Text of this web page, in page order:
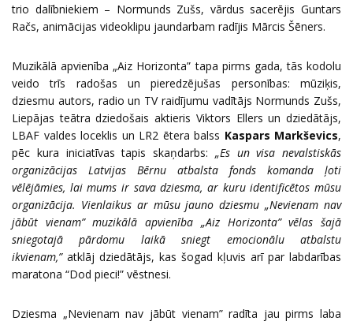
trio dalībniekiem – Normunds Zušs, vārdus sacerējis Guntars
Račs, animācijas videoklipu jaundarbam radījis Mārcis Šēners.
Muzikālā apvienība „Aiz Horizonta” tapa pirms gada, tās kodolu
veido trīs radošas un pieredzējušas personības: mūziķis,
dziesmu autors, radio un TV raidījumu vadītājs Normunds Zušs,
Liepājas teātra dziedošais aktieris Viktors Ellers un dziedātājs,
LBAF valdes loceklis un LR2 ētera balss Kaspars Markševics,
pēc kura iniciatīvas tapis skaņdarbs: „Es un visa nevalstiskās
organizācijas Latvijas Bērnu atbalsta fonds komanda ļoti
vēlējāmies, lai mums ir sava dziesma, ar kuru identificētos mūsu
organizācija. Vienlaikus ar mūsu jauno dziesmu „Nevienam nav
jābūt vienam” muzikālā apvienība „Aiz Horizonta” vēlas šajā
sniegotajā pārdomu laikā sniegt emocionālu atbalstu
ikvienam,” atklāj dziedātājs, kas šogad kļuvis arī par labdarības
maratona “Dod pieci!” vēstnesi.
Dziesma „Nevienam nav jābūt vienam” radīta jau pirms laba